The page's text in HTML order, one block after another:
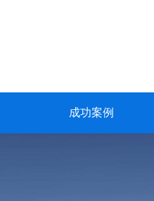
成功案例